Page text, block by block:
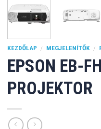
KEZDŐLAP / MEGJELENÍTŐK /
EPSON EB-
PROJEKTOR